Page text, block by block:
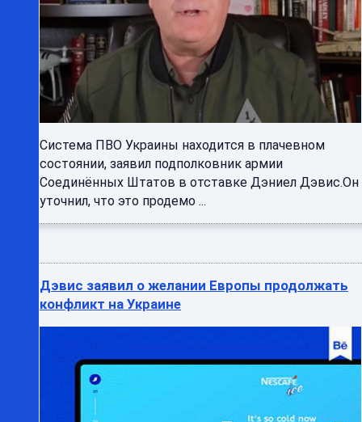
Система ПВО Украины находится в плачевном
состоянии, заявил подполковник армии
Соединённых Штатов в отставке Дэниел Дэвис.Он
уточнил, что это продемо ...
Дэвис заявил о желании Европы продолжать
конфликт на Украине